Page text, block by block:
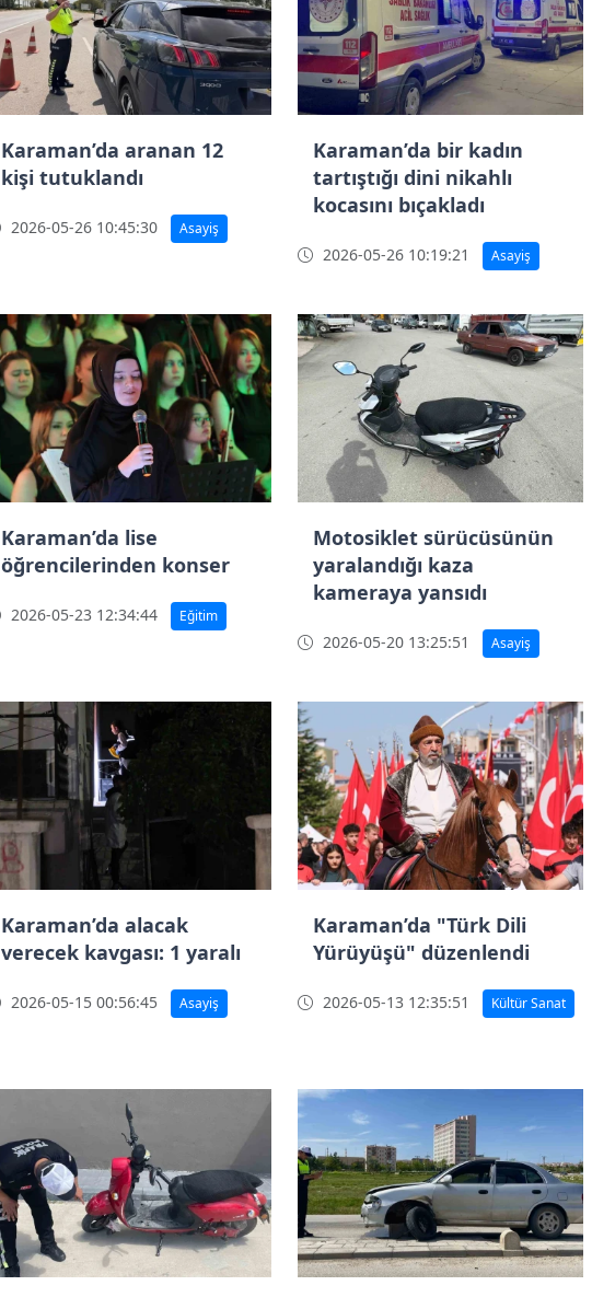
Karaman’da aranan 12
kişi tutuklandı
2026-05-26 10:45:30 Asayiş
Karaman’da bir kadın
tartıştığı dini nikahlı
kocasını bıçakladı
2026-05-26 10:19:21 Asayiş
Karaman’da lise
öğrencilerinden konser
2026-05-23 12:34:44 Eğitim
Motosiklet sürücüsünün
yaralandığı kaza
kameraya yansıdı
2026-05-20 13:25:51 Asayiş
Karaman’da alacak
verecek kavgası: 1 yaralı
2026-05-15 00:56:45 Asayiş
Karaman’da "Türk Dili
Yürüyüşü" düzenlendi
2026-05-13 12:35:51 Kültür Sanat